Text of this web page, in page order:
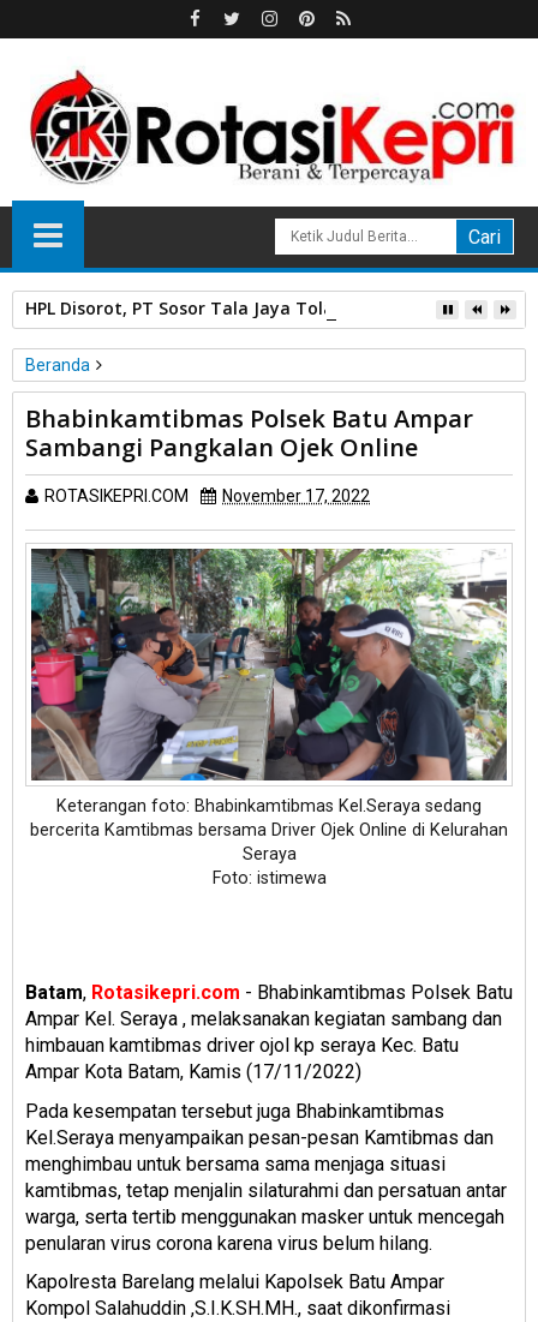
HPL Disorot, PT Sosor Tala Jaya Tolak Perluasan Kampung
Beranda
Unlabelled
Bhabinkamtibmas Polsek Batu Ampar Sambangi Pangkalan
Ojek Online
Bhabinkamtibmas Polsek Batu Ampar
Sambangi Pangkalan Ojek Online
ROTASIKEPRI.COM November 17, 2022
Keterangan foto: Bhabinkamtibmas Kel.Seraya sedang
bercerita Kamtibmas bersama Driver Ojek Online di Kelurahan
Seraya
Foto: istimewa
Batam, Rotasikepri.com - Bhabinkamtibmas Polsek Batu
Ampar Kel. Seraya , melaksanakan kegiatan sambang dan
himbauan kamtibmas driver ojol kp seraya Kec. Batu
Ampar Kota Batam, Kamis (17/11/2022)
Pada kesempatan tersebut juga Bhabinkamtibmas
Kel.Seraya menyampaikan pesan-pesan Kamtibmas dan
menghimbau untuk bersama sama menjaga situasi
kamtibmas, tetap menjalin silaturahmi dan persatuan antar
warga, serta tertib menggunakan masker untuk mencegah
penularan virus corona karena virus belum hilang.
Kapolresta Barelang melalui Kapolsek Batu Ampar
Kompol Salahuddin ,S.I.K.SH.MH., saat dikonfirmasi